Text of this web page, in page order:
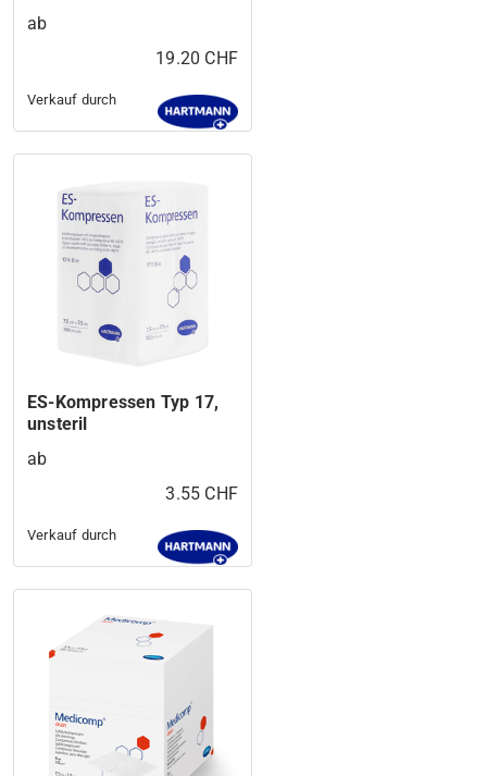
ab
19.20 CHF
Verkauf durch
ES-Kompressen Typ 17,
unsteril
ab
3.55 CHF
Verkauf durch